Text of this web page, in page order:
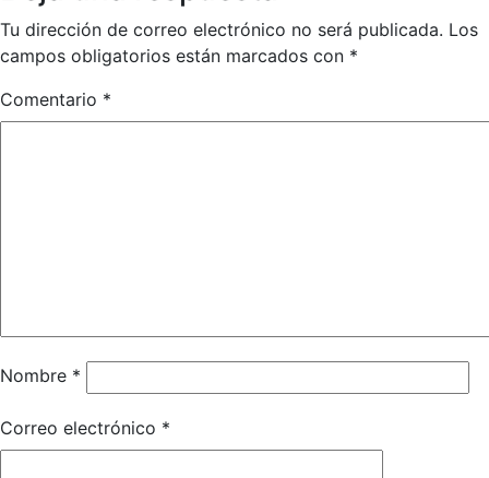
Tu dirección de correo electrónico no será publicada. Los
campos obligatorios están marcados con *
Comentario *
Nombre *
Correo electrónico *